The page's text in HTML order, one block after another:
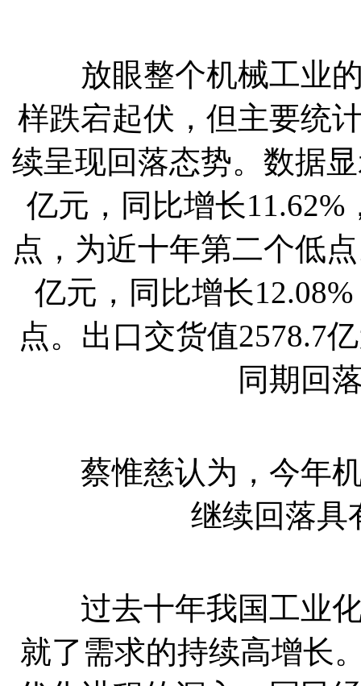
放眼整个机械工业的
样跌宕起伏，但主要统
续呈现回落态势。数据
亿元，同比增长
点，为近十年第二个低
亿元，同比增长
点。出口交货值2578.7
同期回
蔡惟慈认为，今年机
继续回落具
过去十年我国工业化
就了需求的持续高增长